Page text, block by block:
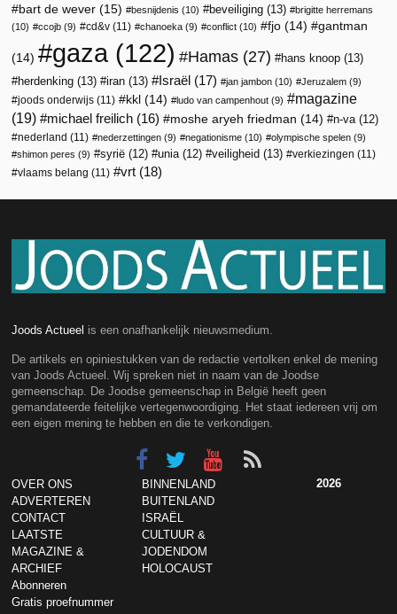
bart de wever (15) besnijdenis (10) beveiliging (13)
brigitte herremans
(10)
ccojb (9) cd&v (11) chanoeka (9) conflict (10) fjo (14) gantman
(14) gaza(122) Hamas (27) hans knoop (13)
herdenking (13) iran (13) Israël (17) jan jambon (10) Jeruzalem (9)
joods onderwijs (11) kkl (14) ludo van campenhout (9)
magazine
(19)
michael freilich (16) moshe aryeh friedman (14) n-va(12)
nederland (11) nederzettingen (9) negationisme (10) olympische spelen (9)
shimon peres (9) syrië (12) unia(12) veiligheid (13) verkiezingen (11)
vlaams belang (11) vrt (18)
Joods Actueel is een onafhankelijk nieuwsmedium.
De artikels en opiniestukken van de redactie vertolken enkel de mening
van Joods Actueel. Wij spreken niet in naam van de Joodse
gemeenschap. De Joodse gemeenschap in België heeft geen
gemandateerde feitelijke vertegenwoordiging. Het staat iedereen vrij om
een eigen mening te hebben en die te verkondigen.
OVER ONS
ADVERTEREN
CONTACT
LAATSTE
MAGAZINE &
ARCHIEF
Abonneren
Gratis proefnummer
BINNENLAND
BUITENLAND
ISRAËL
CULTUUR &
JODENDOM
HOLOCAUST
2026